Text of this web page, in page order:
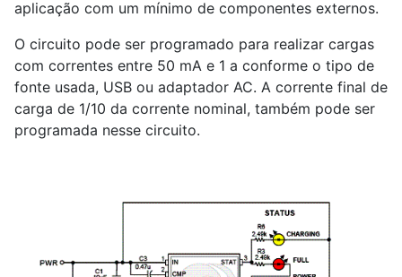
aplicação com um mínimo de componentes externos.
O circuito pode ser programado para realizar cargas
com correntes entre 50 mA e 1 a conforme o tipo de
fonte usada, USB ou adaptador AC. A corrente final de
carga de 1/10 da corrente nominal, também pode ser
programada nesse circuito.